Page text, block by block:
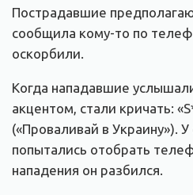
Пострадавшие
сообщила кому-то по
оскорбили.
Когда нападавшие
акцентом, стали кричать:
(«Проваливай в Украину»).
попытались отобрать
нападения он разбился.